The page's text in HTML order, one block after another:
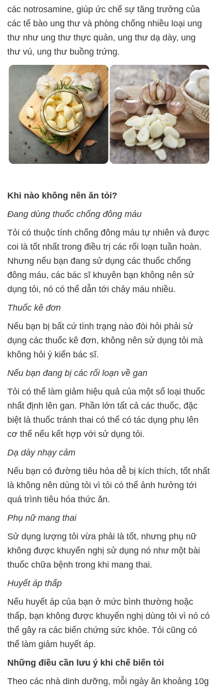
các notrosamine, giúp ức chế sự tăng trưởng của
các tế bào ung thư và phòng chống nhiều loại ung
thư như ung thư thực quản, ung thư dạ dày, ung
thư vú, ung thư buồng trứng.
Khi nào không nên ăn tỏi?
Đang dùng thuốc chống đông máu
Tỏi có thuộc tính chống đông máu tự nhiên và được
coi là tốt nhất trong điều trị các rối loạn tuần hoàn.
Nhưng nếu bạn đang sử dụng các thuốc chống
đông máu, các bác sĩ khuyên bạn không nên sử
dụng tỏi, nó có thể dẫn tới chảy máu nhiều.
Thuốc kê đơn
Nếu bạn bị bất cứ tình trạng nào đòi hỏi phải sử
dụng các thuốc kê đơn, không nên sử dụng tỏi mà
không hỏi ý kiến bác sĩ.
Nếu bạn đang bị các rối loạn về gan
Tỏi có thể làm giảm hiệu quả của một số loại thuốc
nhất định lên gan. Phần lớn tất cả các thuốc, đặc
biệt là thuốc tránh thai có thể có tác dụng phụ lên
cơ thể nếu kết hợp với sử dụng tỏi.
Dạ dày nhạy cảm
Nếu bạn có đường tiêu hóa dễ bị kích thích, tốt nhất
là không nên dùng tỏi vì tỏi có thể ảnh hưởng tới
quá trình tiêu hóa thức ăn.
Phụ nữ mang thai
Sử dụng lượng tỏi vừa phải là tốt, nhưng phụ nữ
không được khuyến nghị sử dụng nó như một bài
thuốc chữa bệnh trong khi mang thai.
Huyết áp thấp
Nếu huyết áp của bạn ở mức bình thường hoặc
thấp, bạn không được khuyến nghị dùng tỏi vì nó có
thể gây ra các biến chứng sức khỏe. Tỏi cũng có
thể làm giảm huyết áp.
Những điều cần lưu ý khi chế biến tỏi
Theo các nhà dinh dưỡng, mỗi ngày ăn khoảng 10g